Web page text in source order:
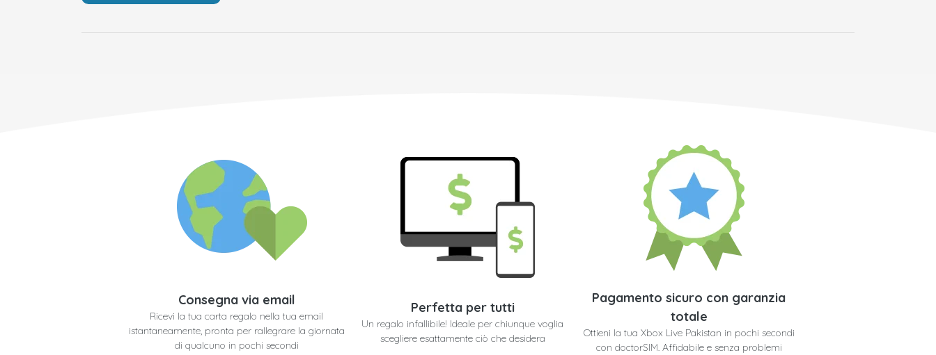
Consegna via email
Ricevi la tua carta regalo nella tua email
istantaneamente, pronta per rallegrare la giornata
di qualcuno in pochi secondi
Perfetta per tutti
Un regalo infallibile! Ideale per chiunque voglia
scegliere esattamente ciò che desidera
Pagamento sicuro con garanzia
totale
Ottieni la tua Xbox Live Pakistan in pochi secondi
con doctorSIM. Affidabile e senza problemi